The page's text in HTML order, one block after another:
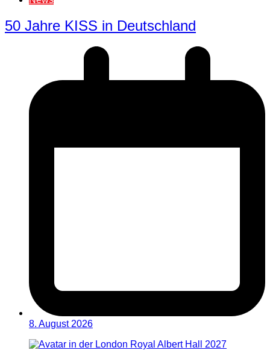
50 Jahre KISS in Deutschland
8. August 2026